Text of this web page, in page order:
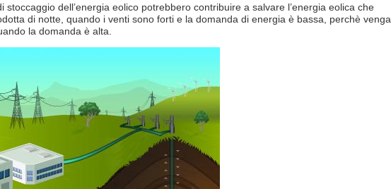
stoccaggio dell’energia eolico potrebbero contribuire a salvare l’energia eolica che
di notte, quando i venti sono forti e la domanda di energia è bassa, perchè venga
la domanda è alta.